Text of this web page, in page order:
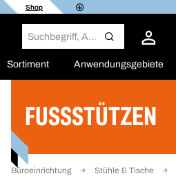
Shop
Sortiment Anwendungsgebiete
FUSSSTÜTZEN
Büroeinrichtung Stühle & Tische
Filter